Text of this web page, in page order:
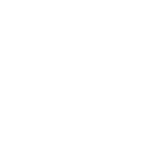
El icónico edificio que ha
metros cuadrados
vislumbrar a través de
regeneración del ámbito
Málaga. Un proyecto
parte de la ciudad»,